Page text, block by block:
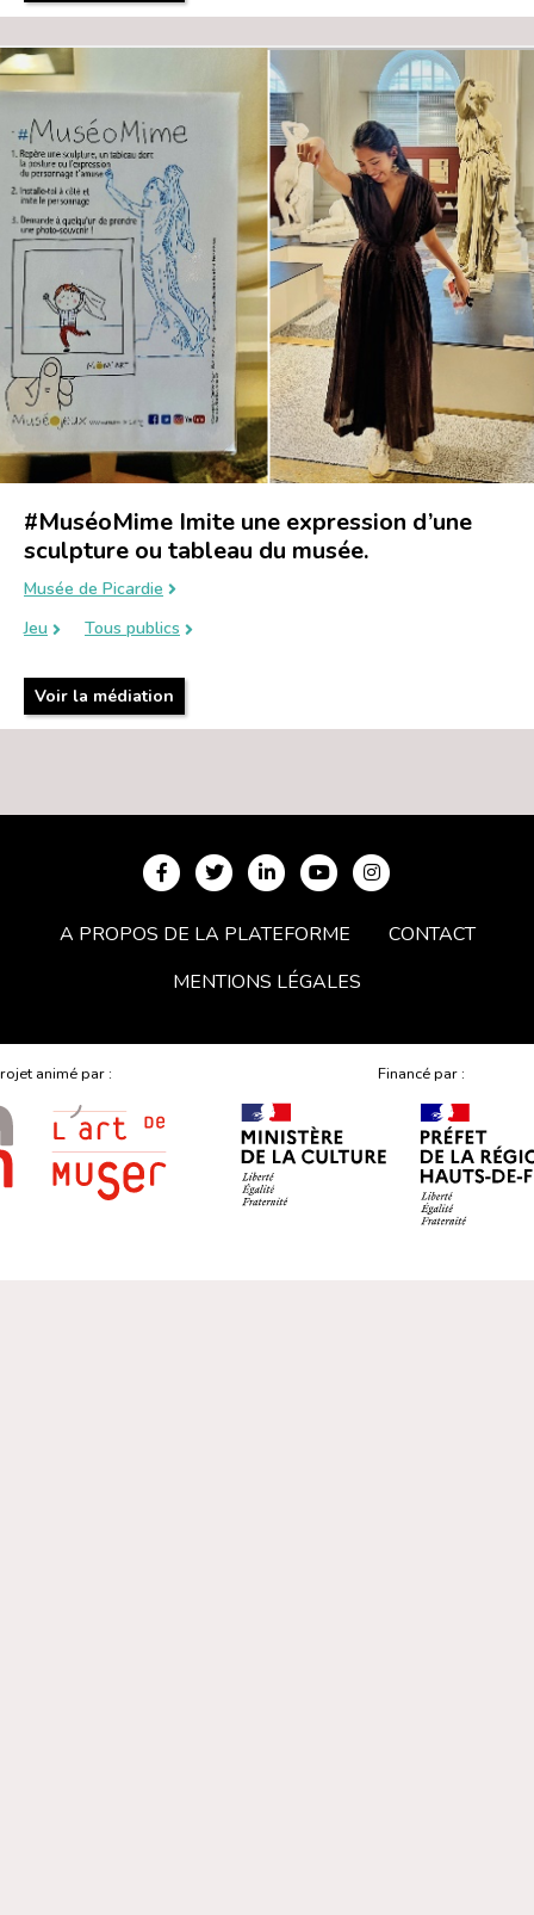
#MuséoMime Imite une expression d’une
sculpture ou tableau du musée.
Musée de Picardie
Jeu
Tous publics
Voir la médiation
A PROPOS DE LA PLATEFORME
CONTACT
MENTIONS LÉGALES
animé par : Financé par :